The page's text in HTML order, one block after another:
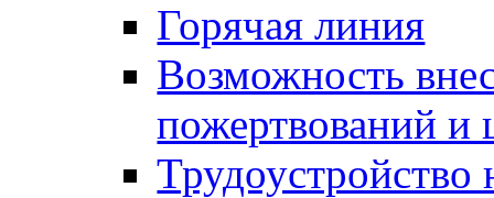
Горячая линия
Возможность
пожертвований и